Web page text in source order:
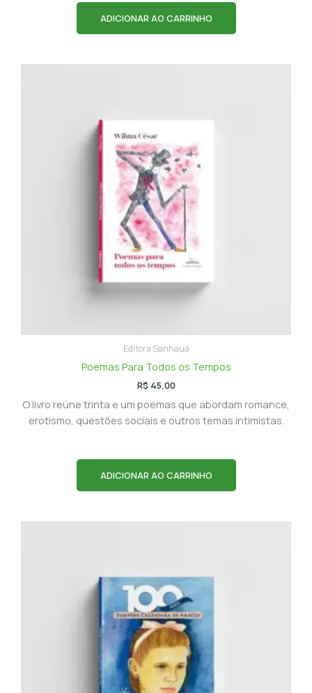
ADICIONAR AO CARRINHO
Editora Sanhauá
Poemas Para Todos os Tempos
R$ 45,00
O livro reúne trinta e um poemas que abordam romance,
erotismo, questões sociais e outros temas intimistas.
ADICIONAR AO CARRINHO